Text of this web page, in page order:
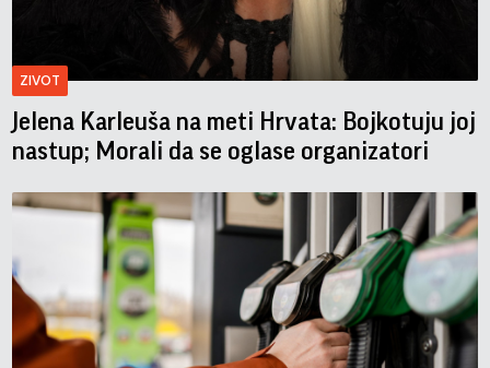
ZIVOT
Jelena Karleuša na meti Hrvata: Bojkotuju joj
nastup; Morali da se oglase organizatori